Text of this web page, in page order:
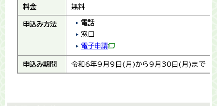
料金 無料
申込み方法
電話
窓口
電子申請
申込み期間 令和6年9月9日(月)から9月30日(月)まで